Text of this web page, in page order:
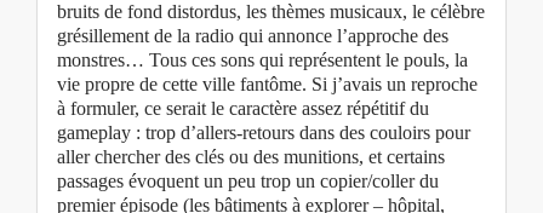
bruits de fond distordus, les thèmes musicaux, le célèbre
grésillement de la radio qui annonce l’approche des
monstres… Tous ces sons qui représentent le pouls, la
vie propre de cette ville fantôme. Si j’avais un reproche
à formuler, ce serait le caractère assez répétitif du
gameplay : trop d’allers-retours dans des couloirs pour
aller chercher des clés ou des munitions, et certains
passages évoquent un peu trop un copier/coller du
premier épisode (les bâtiments à explorer – hôpital,